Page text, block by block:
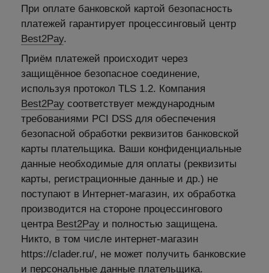
При оплате банковской картой безопасность
платежей гарантирует процессинговый центр
Best2Pay.
Приём платежей происходит через
защищённое безопасное соединение,
используя протокол TLS 1.2. Компания
Best2Pay соответствует международным
требованиями PCI DSS для обеспечения
безопасной обработки реквизитов банковской
карты плательщика. Ваши конфиденциальные
данные необходимые для оплаты (реквизиты
карты, регистрационные данные и др.) не
поступают в Интернет-магазин, их обработка
производится на стороне процессингового
центра Best2Pay и полностью защищена.
Никто, в том числе интернет-магазин
https://clader.ru/, не может получить банковские
и персональные данные плательщика.